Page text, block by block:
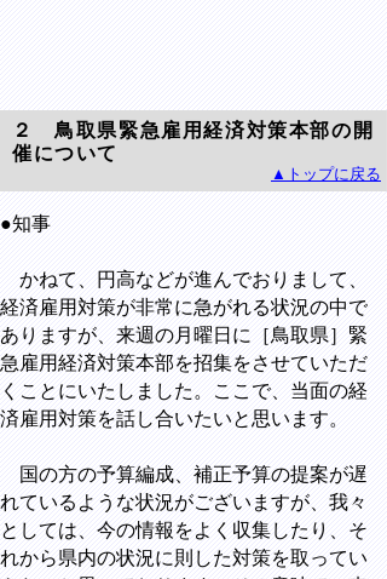
２ 鳥取県緊急雇用経済対策本部の開
催について
▲トップに戻る
●知事
かねて、円高などが進んでおりまして、
経済雇用対策が非常に急がれる状況の中で
ありますが、来週の月曜日に［鳥取県］緊
急雇用経済対策本部を招集をさせていただ
くことにいたしました。ここで、当面の経
済雇用対策を話し合いたいと思います。
国の方の予算編成、補正予算の提案が遅
れているような状況がございますが、我々
としては、今の情報をよく収集したり、そ
れから県内の状況に則した対策を取ってい